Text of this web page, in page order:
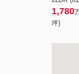
1,780
坪)